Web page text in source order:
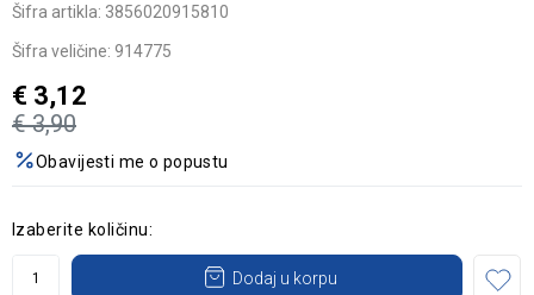
Šifra artikla: 3856020915810
Šifra veličine: 914775
€ 3,90
€ 3,12
Obavijesti me o popustu
Izaberite količinu:
Dodaj u korpu